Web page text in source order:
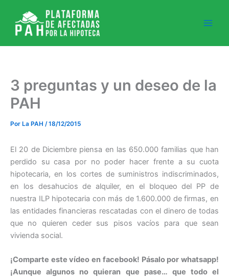
contenido
3 preguntas y un deseo de la
PAH
Por La PAH /18/12/2015
El 20 de Diciembre piensa en las 650.000 familias que han
perdido su casa por no poder hacer frente a su cuota
hipotecaria, en los cortes de suministros indiscriminados,
en los desahucios de alquiler, en el bloqueo del PP de
nuestra ILP hipotecaria con más de 1.600.000 de firmas, en
las entidades financieras rescatadas con el dinero de todas
que no quieren ceder sus pisos vacíos para que sean
vivienda social.
¡Comparte este vídeo en facebook! Pásalo por whatsapp!
¡Aunque algunos no quieran que pase… que todo el